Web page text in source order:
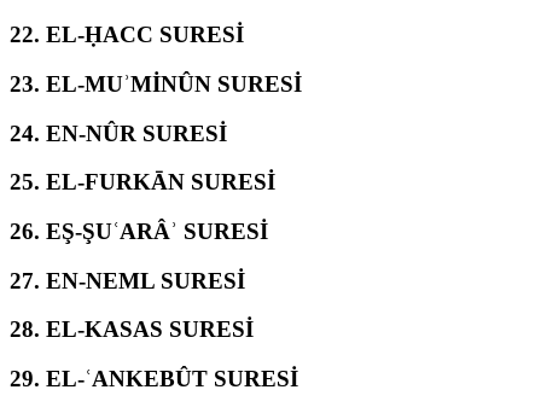
22. EL-ḤACC SURESİ
23. EL-MUʾMİNÛN SURESİ
24. EN-NÛR SURESİ
25. EL-FURKĀN SURESİ
26. EŞ-ŞUʿARÂʾ SURESİ
27. EN-NEML SURESİ
28. EL-KASAS SURESİ
29. EL-ʿANKEBÛT SURESİ